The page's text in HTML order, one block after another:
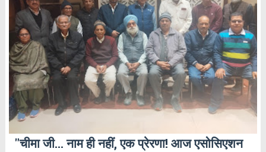
"चीमा जी… नाम ही नहीं, एक प्रेरणा! आज एसोसिएशन